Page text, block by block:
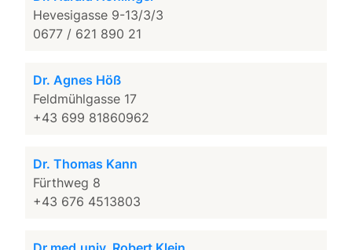
Hevesigasse 9-13/3/3
0677 / 621 890 21
Dr. Agnes Höß
Feldmühlgasse 17
+43 699 81860962
Dr. Thomas Kann
Fürthweg 8
+43 676 4513803